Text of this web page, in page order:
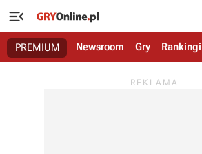

PREMIUM Newsroom Gry Rankingi